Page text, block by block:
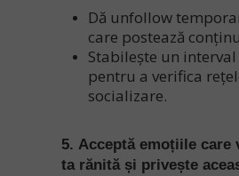
Dă unfollow
care postează
Stabilește un
pentru a verifica
socializare.
5. Acceptă emoțiile care
ta rănită și privește